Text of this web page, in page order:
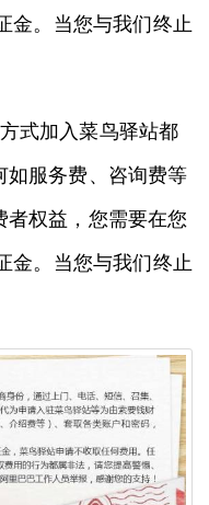
金。当您与我们终止
式加入菜鸟驿站都
如服务费、咨询费等
权益，您需要在您
金。当您与我们终止